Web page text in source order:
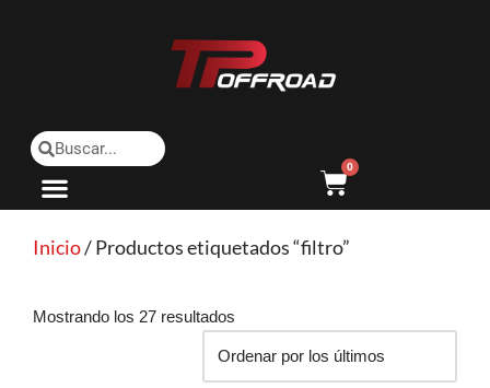
0
Inicio/ Productos etiquetados “filtro”
Mostrando los 27 resultados